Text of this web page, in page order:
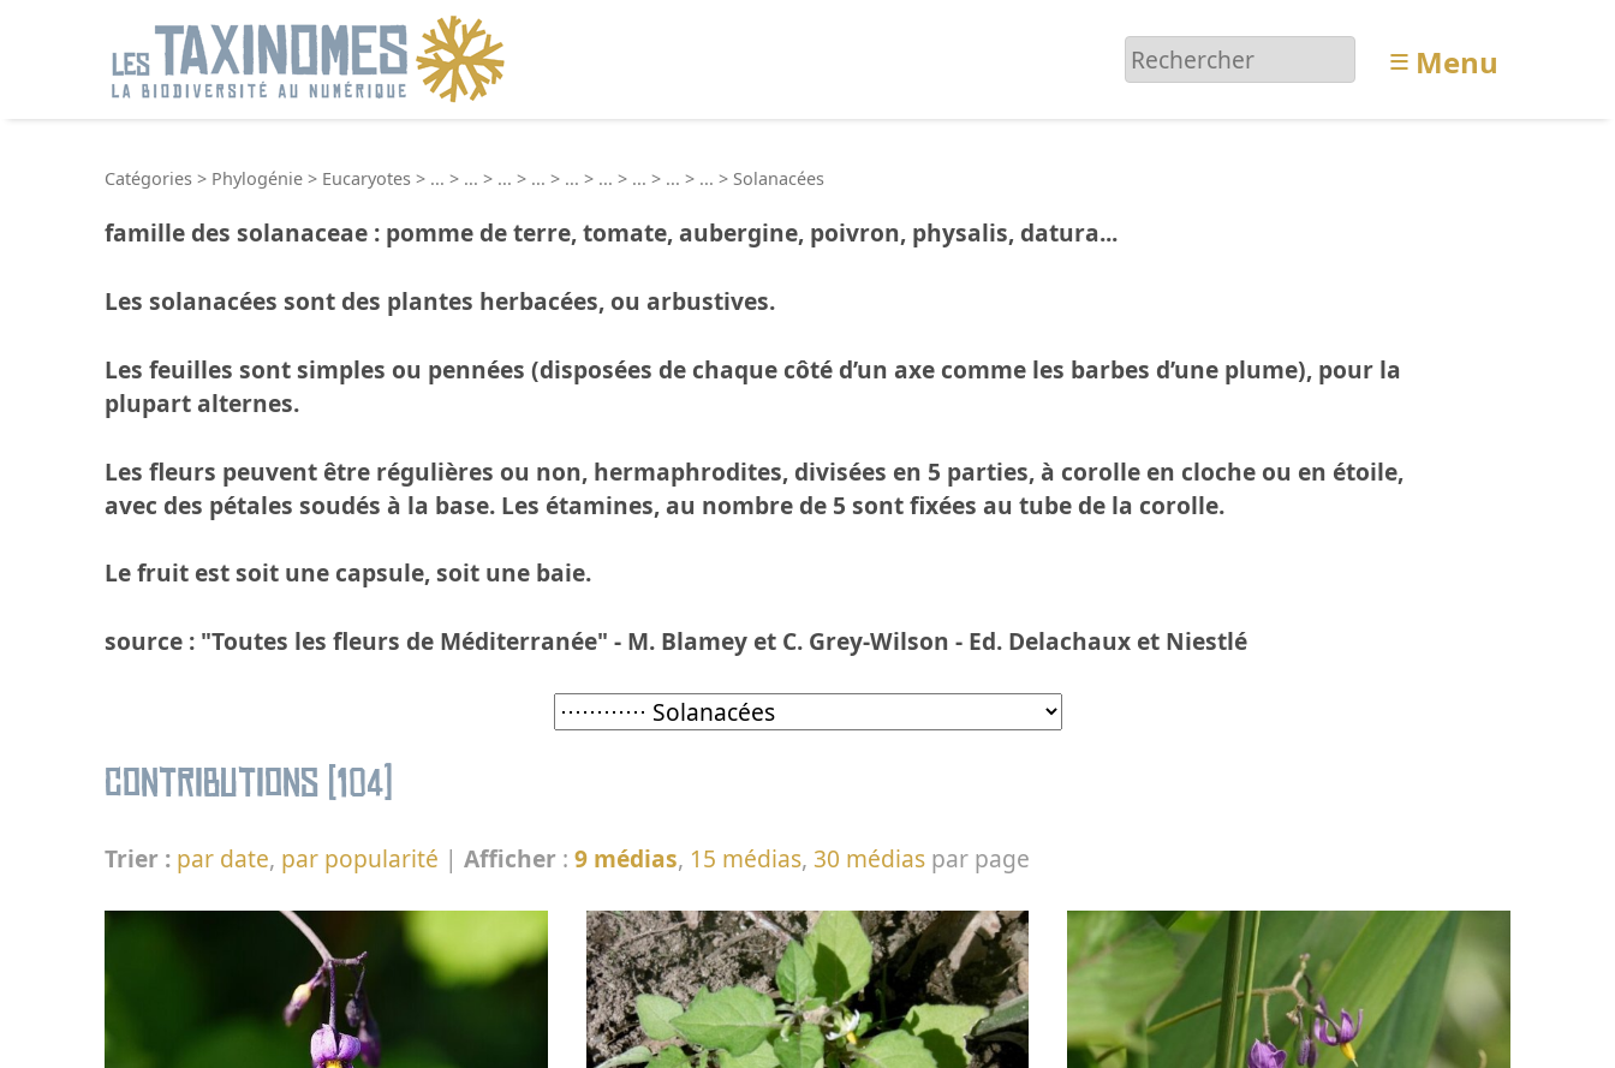
≡ Menu
Catégories > Phylogénie > Eucaryotes > ... > ... > ... > ... > ... > ... > ... > ... > ... > Solanacées
famille des solanaceae : pomme de terre, tomate, aubergine, poivron, physalis, datura...
Les solanacées sont des plantes herbacées, ou arbustives.
Les feuilles sont simples ou pennées (disposées de chaque côté d’un axe comme les barbes d’une plume), pour la
plupart alternes.
Les fleurs peuvent être régulières ou non, hermaphrodites, divisées en 5 parties, à corolle en cloche ou en étoile,
avec des pétales soudés à la base. Les étamines, au nombre de 5 sont fixées au tube de la corolle.
Le fruit est soit une capsule, soit une baie.
source : "Toutes les fleurs de Méditerranée" - M. Blamey et C. Grey-Wilson - Ed. Delachaux et Niestlé
Contributions (104)
Trier : par date, par popularité | Afficher : 9 médias, 15 médias, 30 médias par page